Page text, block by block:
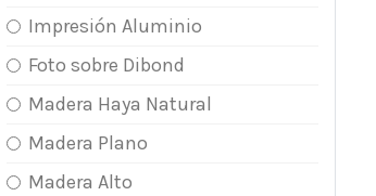
Impresión Aluminio
Foto sobre Dibond
Madera Haya Natural
Madera Plano
Madera Alto